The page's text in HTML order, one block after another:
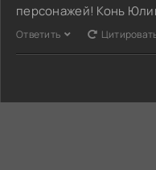
персонажей! Конь
Ответить